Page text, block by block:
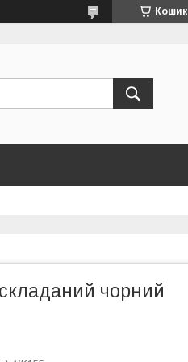
Кошик
чорний